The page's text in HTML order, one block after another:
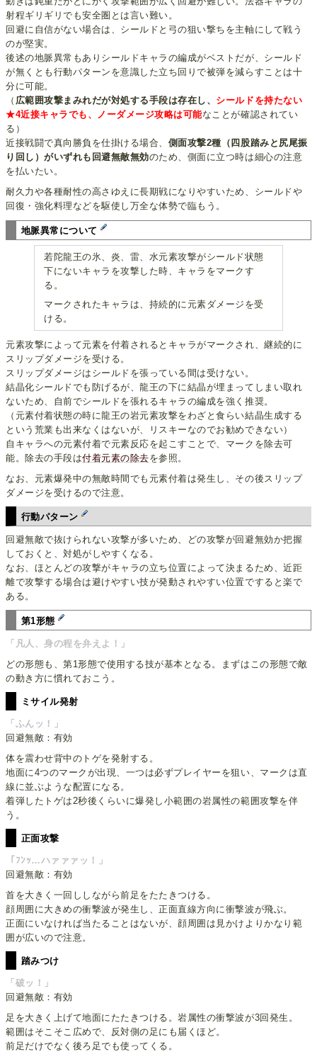
射程ギリギリでも安全圏とは言い難い。
回避に自信がない場合は、シールドと弓の狙い撃ちを主軸にして戦う
のが堅実。
後述の地脈異常もありシールドキャラの編成がベストだが、シールド
が無くとも行動パターンを意識した立ち回りで被弾を減らすことは十
分に可能。
（ 広範囲攻撃まみれだが対処する手段は存在し、 シールドを持たない
★4近接キャラでも、ノーダメージ攻略は可能なことが確認されてい
る）
近接戦闘で真向勝負を仕掛ける場合、 側面攻撃2種（四股踏みと尻尾振
り回し）がいずれも回避無敵無効のため、側面に立つ時は細心の注意
を払いたい。
耐久力や各種耐性の高さゆえに長期戦になりやすいため、シールドや
回復・強化料理などを駆使し万全な体勢で臨もう。
地脈異常について
若陀龍王の氷、炎、雷、水元素攻撃がシールド状態
下にないキャラを攻撃した時、キャラをマークす
る。
マークされたキャラは、持続的に元素ダメージを受
ける。
元素攻撃によって元素を付着されるとキャラがマークされ、継続的に
スリップダメージを受ける。
スリップダメージはシールドを張っている間は受けない。
結晶化シールドでも防げるが、龍王の下に結晶が埋まってしまい取れ
ないため、自前でシールドを張れるキャラの編成を強く推奨。
（元素付着状態の時に龍王の岩元素攻撃をわざと食らい結晶生成する
という荒業も出来なくはないが、リスキーなのでお勧めできない）
自キャラへの元素付着で元素反応を起こすことで、マークを除去可
能。除去の手段は付着元素の除去を参照。
なお、元素爆発中の無敵時間でも元素付着は発生し、その後スリップ
ダメージを受けるので注意。
行動パターン
回避無敵で抜けられない攻撃が多いため、どの攻撃が回避無効か把握
しておくと、対処がしやすくなる。
なお、ほとんどの攻撃がキャラの立ち位置によって決まるため、近距
離で攻撃する場合は避けやすい技が発動されやすい位置ですると楽で
ある。
第1形態
「凡人、身の程を弁えよ！」
どの形態も、第1形態で使用する技が基本となる。まずはこの形態で敵
の動き方に慣れておこう。
ミサイル発射
「ふんッ！」
回避無敵：有効
体を震わせ背中のトゲを発射する。
地面に4つのマークが出現、一つは必ずプレイヤーを狙い、マークは直
線に並ぶような配置になる。
着弾したトゲは2秒後くらいに爆発し小範囲の岩属性の範囲攻撃を伴
う。
正面攻撃
「ﾌﾝｯ…ハァァァッ！」
回避無敵：有効
首を大きく一回ししながら前足をたたきつける。
顔周囲に大きめの衝撃波が発生し、正面直線方向に衝撃波が飛ぶ。
正面にいなければ当たることはないが、顔周囲は見かけよりかなり範
囲が広いので注意。
踏みつけ
「破ッ！」
回避無敵：有効
足を大きく上げて地面にたたきつける。岩属性の衝撃波が3回発生。
範囲はそこそこ広めで、反対側の足にも届くほど。
前足だけでなく後ろ足でも使ってくる。